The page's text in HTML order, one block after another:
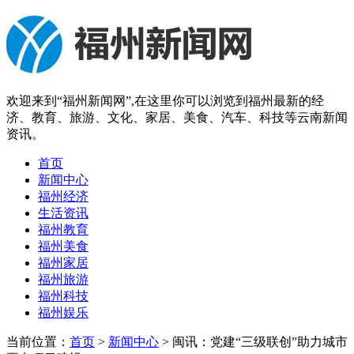
欢迎来到“福州新闻网”,在这里你可以浏览到福州最新的经
济、教育、旅游、文化、家居、美食、汽车、科技等云南新闻
资讯。
首页
新闻中心
福州经济
生活资讯
福州教育
福州美食
福州家居
福州旅游
福州科技
福州娱乐
当前位置： 首页 > 新闻中心 > 闽讯：党建“三级联创”助力城市